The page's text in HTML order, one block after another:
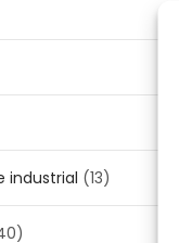
industrial (13)